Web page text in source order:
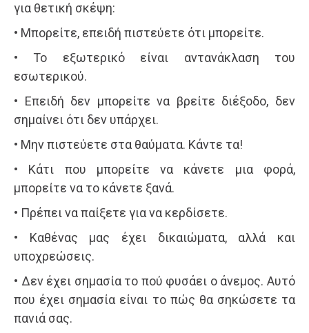
για θετική σκέψη:
• Μπορείτε, επειδή πιστεύετε ότι μπορείτε.
• Το εξωτερικό είναι αντανάκλαση του
εσωτερικού.
• Επειδή δεν μπορείτε να βρείτε διέξοδο, δεν
σημαίνει ότι δεν υπάρχει.
• Μην πιστεύετε στα θαύματα. Κάντε τα!
• Κάτι που μπορείτε να κάνετε μια φορά,
μπορείτε να το κάνετε ξανά.
• Πρέπει να παίξετε για να κερδίσετε.
• Καθένας μας έχει δικαιώματα, αλλά και
υποχρεώσεις.
• Δεν έχει σημασία το πού φυσάει ο άνεμος. Αυτό
που έχει σημασία είναι το πώς θα σηκώσετε τα
πανιά σας.